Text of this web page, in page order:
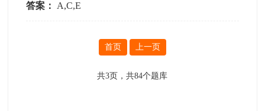
答案： A,C,E
首页 上一页
共3页，共84个题库